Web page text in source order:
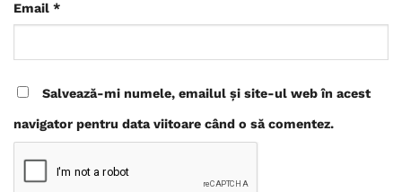
Email *
Salvează-mi numele, emailul și site-ul web în acest
navigator pentru data viitoare când o să comentez.